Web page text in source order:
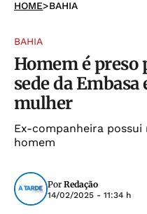
HOME>BAHIA
BAHIA
Homem é
sede da
mulher
Ex-companheira
homem
Por Redação
14/02/2025 - 11:34 h